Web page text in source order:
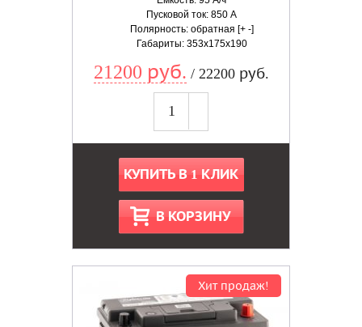
Пусковой ток: 850 А
Полярность: обратная [+ -]
Габариты: 353x175x190
21200 руб. / 22200 руб.
КУПИТЬ В 1 КЛИК
В КОРЗИНУ
Хит продаж!